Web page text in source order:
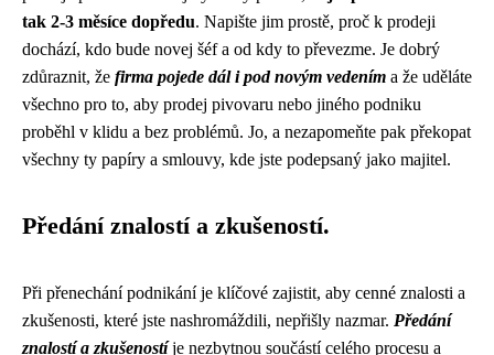
tak 2-3 měsíce dopředu. Napište jim prostě, proč k prodeji
dochází, kdo bude novej šéf a od kdy to převezme. Je dobrý
zdůraznit, že firma pojede dál i pod novým vedením a že uděláte
všechno pro to, aby prodej pivovaru nebo jiného podniku
proběhl v klidu a bez problémů. Jo, a nezapomeňte pak překopat
všechny ty papíry a smlouvy, kde jste podepsaný jako majitel.
Předání znalostí a zkušeností.
Při přenechání podnikání je klíčové zajistit, aby cenné znalosti a
zkušenosti, které jste nashromáždili, nepřišly nazmar. Předání
znalostí a zkušenostíje nezbytnou součástí celého procesu a